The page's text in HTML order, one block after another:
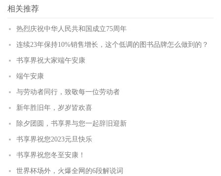
相关推荐
热烈庆祝中华人民共和国成立75周年
连续23年保持10%销售增长，这个低调的图书品牌怎么做到的？
书享界祝大家端午安康
端午安康
与劳动者同行，致敬每一位劳动者
新年胜旧年，岁岁皆欢喜
除夕团圆，书享界与您一起辞旧迎新
书享界祝您2023元旦快乐
书享界祝您冬至安康！
世界杯场外，火爆全网的6段解说词